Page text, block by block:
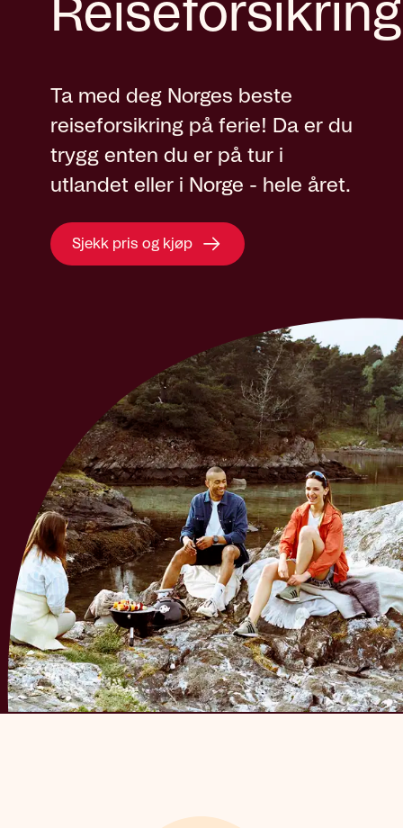
Reiseforsikring
Ta med deg Norges beste
reiseforsikring på ferie! Da er du
trygg enten du er på tur i
utlandet eller i Norge - hele året.
Sjekk pris og kjøp